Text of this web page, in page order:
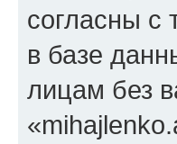
согласны с
в базе
лицам без